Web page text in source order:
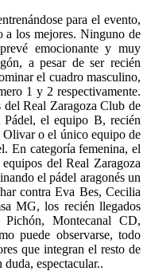
para el evento,
a los mejores. Ninguno de
emocionante y muy
a pesar de ser recién
el cuadro masculino,
1 y 2 respectivamente.
del Real Zaragoza Club de
Pádel, el equipo B, recién
o el único equipo de
En categoría femenina, el
del Real Zaragoza
el pádel aragonés un
contra Eva Bes, Cecilia
MG, los recién llegados
Montecanal CD,
puede observarse, todo
que integran el resto de
espectacular..